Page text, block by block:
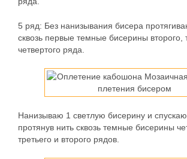
5 ряд: Без нанизывания бисера
сквозь первые темные бисерины второго,
четвертого ряда.
Нанизываю 1 светлую бисерину и
протянув нить сквозь темные бисерины
третьего и второго рядов.